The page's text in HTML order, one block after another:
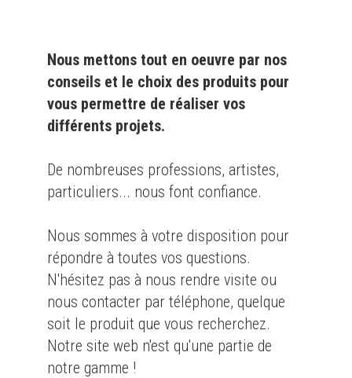
Nous mettons tout en oeuvre par nos
conseils et le choix des produits pour
vous permettre de réaliser vos
différents projets.
De nombreuses professions, artistes,
particuliers... nous font confiance.
Nous sommes à votre disposition pour
répondre à toutes vos questions.
N'hésitez pas à nous rendre visite ou
nous contacter par téléphone, quelque
soit le produit que vous recherchez.
Notre site web n'est qu'une partie de
notre gamme !